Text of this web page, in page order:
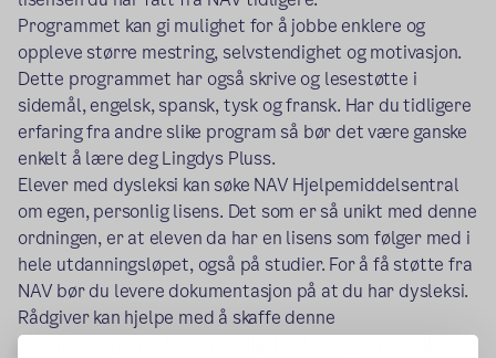
Programmet kan gi mulighet for å jobbe enklere og
oppleve større mestring, selvstendighet og motivasjon.
Dette programmet har også skrive og lesestøtte i
sidemål, engelsk, spansk, tysk og fransk. Har du tidligere
erfaring fra andre slike program så bør det være ganske
enkelt å lære deg Lingdys Pluss.
Elever med dysleksi kan søke NAV Hjelpemiddelsentral
om egen, personlig lisens. Det som er så unikt med denne
ordningen, er at eleven da har en lisens som følger med i
hele utdanningsløpet, også på studier. For å få støtte fra
NAV bør du levere dokumentasjon på at du har dysleksi.
Rådgiver kan hjelpe med å skaffe denne
dokumentasjonen hvis ønskelig. Med én og samme lisens